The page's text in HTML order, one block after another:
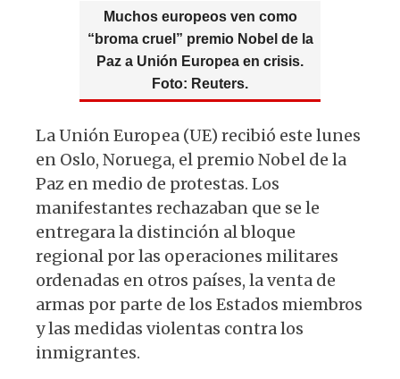
A
p
p
b
o
o
k
y
Muchos europeos ven como
“broma cruel” premio Nobel de la
Paz a Unión Europea en crisis.
Foto: Reuters.
La Unión Europea (UE) recibió este lunes
en Oslo, Noruega, el premio Nobel de la
Paz en medio de protestas. Los
manifestantes rechazaban que se le
entregara la distinción al bloque
regional por las operaciones militares
ordenadas en otros países, la venta de
armas por parte de los Estados miembros
y las medidas violentas contra los
inmigrantes.